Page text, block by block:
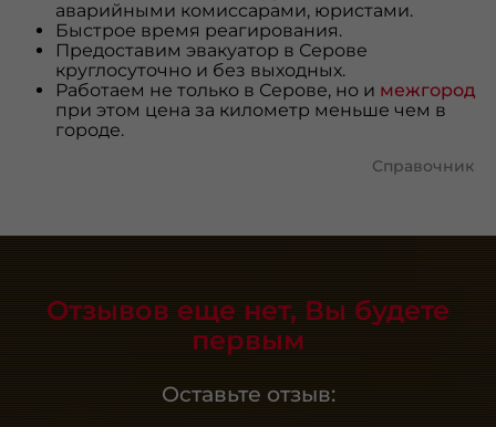
аварийными комиссарами, юристами.
Быстрое время реагирования.
Предоставим эвакуатор в Серове
круглосуточно и без выходных.
Работаем не только в Серове, но и межгород
при этом цена за километр меньше чем в
городе.
Справочник
Отзывов еще нет, Вы будете
первым
Оставьте отзыв: